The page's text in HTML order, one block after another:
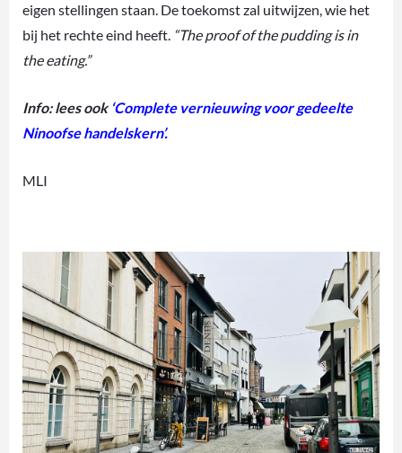
eigen stellingen staan. De toekomst zal uitwijzen, wie het
bij het rechte eind heeft. “The proof of the pudding is in
the eating.”
Info: lees ook ‘Complete vernieuwing voor gedeelte
Ninoofse handelskern’.
MLI